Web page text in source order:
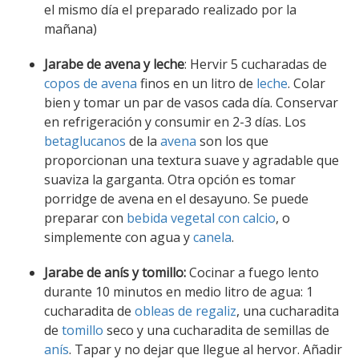
el mismo día el preparado realizado por la
mañana)
Jarabe de avena y leche: Hervir 5 cucharadas de
copos de avena finos en un litro de leche. Colar
bien y tomar un par de vasos cada día. Conservar
en refrigeración y consumir en 2-3 días. Los
betaglucanos de la avena son los que
proporcionan una textura suave y agradable que
suaviza la garganta. Otra opción es tomar
porridge de avena en el desayuno. Se puede
preparar con bebida vegetal con calcio, o
simplemente con agua ycanela.
Jarabe de anís y tomillo:Cocinar a fuego lento
durante 10 minutos en medio litro de agua: 1
cucharadita de obleas de regaliz, una cucharadita
de tomillo seco y una cucharadita de semillas de
anís. Tapar y no dejar que llegue al hervor. Añadir